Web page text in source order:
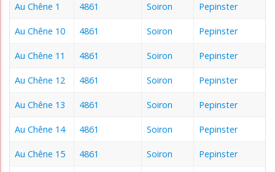
Au Chêne 1 4861 Soiron Pepinster
Au Chêne 10 4861 Soiron Pepinster
Au Chêne 11 4861 Soiron Pepinster
Au Chêne 12 4861 Soiron Pepinster
Au Chêne 13 4861 Soiron Pepinster
Au Chêne 14 4861 Soiron Pepinster
Au Chêne 15 4861 Soiron Pepinster